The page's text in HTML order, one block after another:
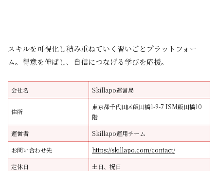
スキルを可視化し積み重ねていく習いごとプラットフォー
ム。得意を伸ばし、自信につなげる学びを応援。
会社名 Skillapo運営局
住所
東京都千代田区飯田橋1-9-7 ISM飯田橋10
階
運営者
Skillapo運用チーム
お問い合わせ先
https://skillapo.com/contact/
定休日
土日、祝日